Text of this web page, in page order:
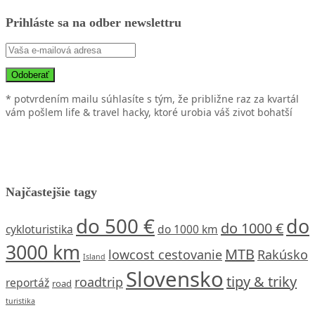
Prihláste sa na odber newslettru
* potvrdením mailu súhlasíte s tým, že približne raz za kvartál
vám pošlem life & travel hacky, ktoré urobia váš zivot bohatší
Najčastejšie tagy
cykloturistika do 500 € do 1000 km do 1000 €do
3000 km Island lowcost cestovanie MTB Rakúsko
reportáž road roadtrip Slovensko tipy & triky
turistika